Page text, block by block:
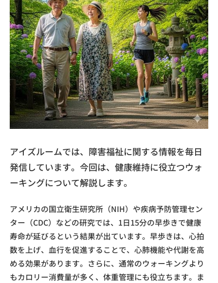
アイズルームでは、障害福祉に関する情報を毎日
発信しています。今回は、健康維持に役立つウォ
ーキングについて解説します。
アメリカの国立衛生研究所（NIH）や疾病予防管理セン
ター（CDC）などの研究では、1日15分の早歩きで健康
寿命が延びるという結果が出ています。早歩きは、心拍
数を上げ、血行を促進することで、心肺機能や代謝を高
める効果があります。さらに、通常のウォーキングより
もカロリー消費量が多く、体重管理にも役立ちます。ま